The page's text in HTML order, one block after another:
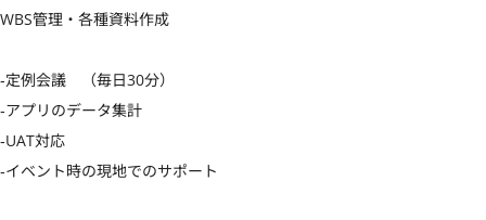
WBS管理・各種資料作成
‐定例会議　（毎日30分）
‐アプリのデータ集計
‐UAT対応
‐イベント時の現地でのサポート